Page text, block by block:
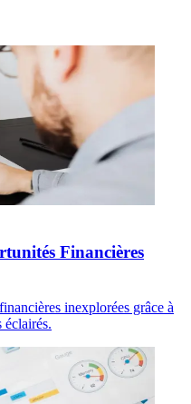
Financières
inexplorées grâce à
éclairés.